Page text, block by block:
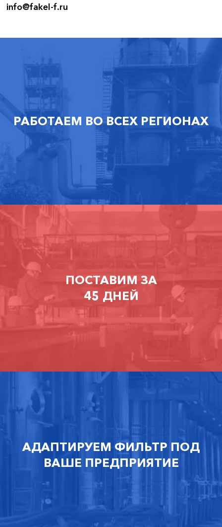
info@fakel-f.ru
РАБОТАЕМ ВО ВСЕХ РЕГИОНАХ
ПОСТАВИМ ЗА
45 ДНЕЙ
АДАПТИРУЕМ ФИЛЬТР ПОД
ВАШЕ ПРЕДПРИЯТИЕ